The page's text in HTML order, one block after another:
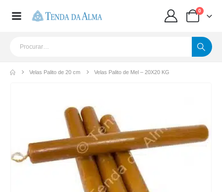
0
Velas Palito de 20 cm Velas Palito de Mel – 20X20 KG